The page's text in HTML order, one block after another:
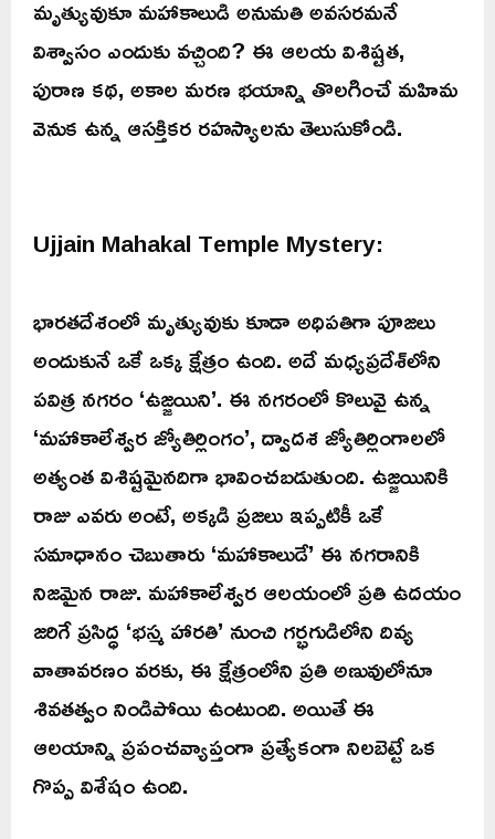
మృత్యువుకూ మహాకాలుడి అనుమతి అవసరమనే
విశ్వాసం ఎందుకు వచ్చింది? ఈ ఆలయ విశిష్టత,
పురాణ కథ, అకాల మరణ భయాన్ని తొలగించే మహిమ
వెనుక ఉన్న ఆసక్తికర రహస్యాలను తెలుసుకోండి.
Ujjain Mahakal Temple Mystery:
భారతదేశంలో మృత్యువుకు కూడా అధిపతిగా పూజలు
అందుకునే ఒకే ఒక్క క్షేత్రం ఉంది. అదే మధ్యప్రదేశ్‌లోని
పవిత్ర నగరం ‘ఉజ్జయిని’. ఈ నగరంలో కొలువై ఉన్న
‘మహాకాలేశ్వర జ్యోతిర్లింగం’, ద్వాదశ జ్యోతిర్లింగాలలో
అత్యంత విశిష్టమైనదిగా భావించబడుతుంది. ఉజ్జయినికి
రాజు ఎవరు అంటే, అక్కడి ప్రజలు ఇప్పటికీ ఒకే
సమాధానం చెబుతారు ‘మహాకాలుడే’ ఈ నగరానికి
నిజమైన రాజు. మహాకాలేశ్వర ఆలయంలో ప్రతి ఉదయం
జరిగే ప్రసిద్ధ ‘భస్మ హారతి’ నుంచి గర్భగుడిలోని దివ్య
వాతావరణం వరకు, ఈ క్షేత్రంలోని ప్రతి అణువులోనూ
శివతత్వం నిండిపోయి ఉంటుంది. అయితే ఈ
ఆలయాన్ని ప్రపంచవ్యాప్తంగా ప్రత్యేకంగా నిలబెట్టే ఒక
గొప్ప విశేషం ఉంది.